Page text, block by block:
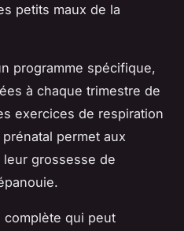
petits maux de la
programme spécifique,
à chaque trimestre de
exercices de respiration
permet aux
grossesse de
qui peut